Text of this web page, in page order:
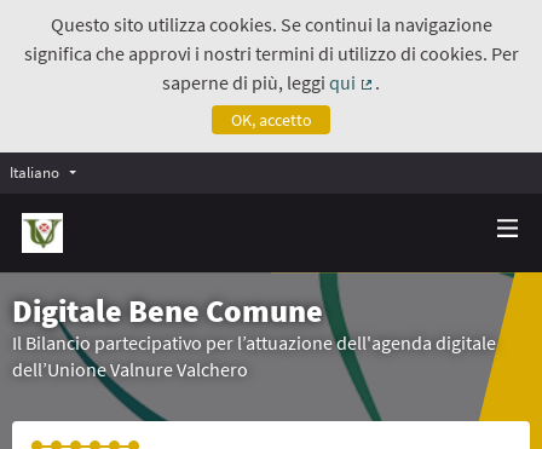
Questo sito utilizza cookies. Se continui la navigazione
significa che approvi i nostri termini di utilizzo di cookies. Per
saperne di più, leggiqui
.
OK, accetto
Italiano
Digitale Bene Comune
Il Bilancio partecipativo per l’attuazione dell'agenda digitale
dell’Unione Valnure Valchero